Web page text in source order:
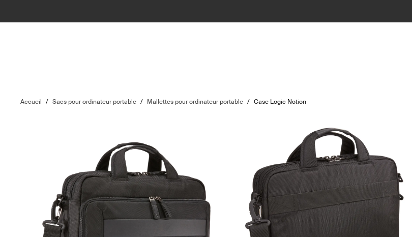
Accueil / Sacs pour ordinateur portable / Mallettes pour ordinateur portable / Case Logic Notion